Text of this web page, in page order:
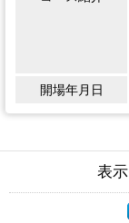
開場年月日
表